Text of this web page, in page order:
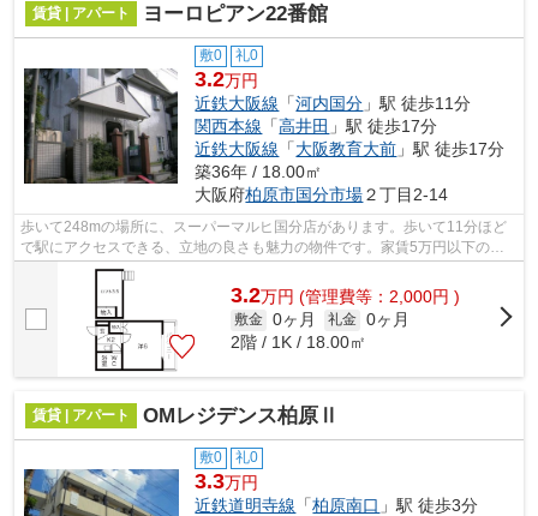
賃貸 | アパート ヨーロピアン22番館
敷0 礼0
3.2万円
近鉄大阪線 「河内国分 」駅 徒歩11分
関西本線 「高井田 」駅 徒歩17分
近鉄大阪線 「大阪教育大前 」駅 徒歩17分
築36年 / 18.00㎡
大阪府柏原市国分市場２丁目2-14
歩いて248mの場所に、スーパーマルヒ国分店があります。歩いて11分ほど
で駅にアクセスできる、立地の良さも魅力の物件です。家賃5万円以下の物
件をお探しの方にもおすすめです。気にな...
3.2万円 (管理費等：2,000円 )
敷金 0ヶ月 礼金 0ヶ月
2階 / 1K / 18.00㎡
賃貸 | アパート OMレジデンス柏原Ⅱ
敷0 礼0
3.3万円
近鉄道明寺線 「柏原南口 」駅 徒歩3分